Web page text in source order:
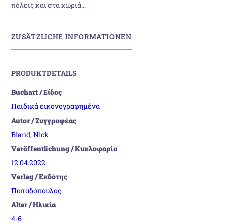
πόλεις και στα χωριά…
ZUSÄTZLICHE INFORMATIONEN
PRODUKTDETAILS
Buchart / Είδος
Παιδικά εικονογραφημένα
Autor / Συγγραφέας
Bland, Nick
Veröffentlichung / Κυκλοφορία
12.04.2022
Verlag / Εκδότης
Παπαδόπουλος
Alter / Ηλικία
4-6